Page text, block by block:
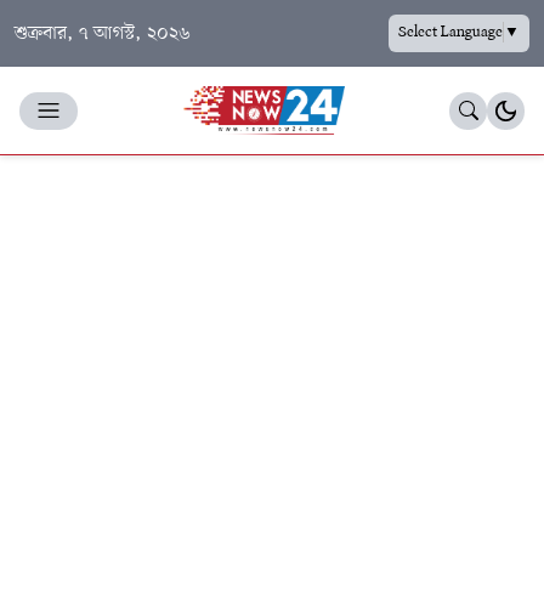
শুক্রবার, ৭ আগস্ট, ২০২৬ Select Language▼